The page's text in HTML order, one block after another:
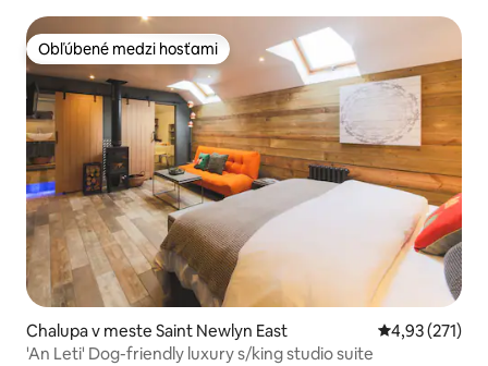
Obľúbené medzi hosťami
Obľúbené medzi hosťami
Chalupa v meste Saint Newlyn East Priemerné
4,93 (271)
'An Leti' Dog-friendly luxury s/king studio suite